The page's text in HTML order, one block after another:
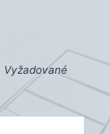
Vyžadované